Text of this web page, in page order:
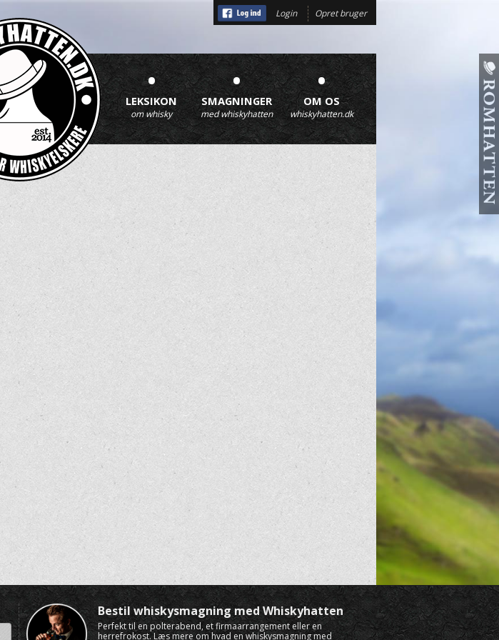
Login Opret bruger
•
LEKSIKON
om whisky
•
SMAGNINGER
med whiskyhatten
•
OM OS
whiskyhatten.dk
Bestil whiskysmagning med Whiskyhatten
Perfekt til en polterabend, et firmaarrangement eller en
herrefrokost. Læs mere om hvad en whiskysmagning med